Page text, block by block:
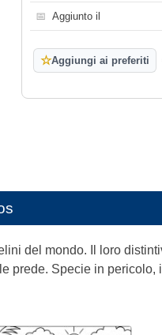
📅 Aggiunto il
☆Aggiungi ai preferiti
del mondo. Il loro
prede. Specie in pericolo,